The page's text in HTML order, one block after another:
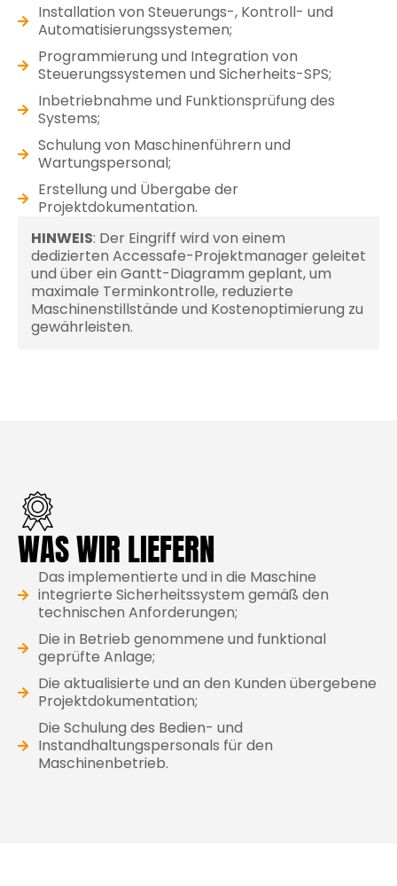
Installation von Steuerungs-, Kontroll- und
Automatisierungssystemen;
Programmierung und Integration von
Steuerungssystemen und Sicherheits-SPS;
Inbetriebnahme und Funktionsprüfung des
Systems;
Schulung von Maschinenführern und
Wartungspersonal;
Erstellung und Übergabe der
Projektdokumentation.
HINWEIS: Der Eingriff wird von einem
dedizierten Accessafe-Projektmanager geleitet
und über ein Gantt-Diagramm geplant, um
maximale Terminkontrolle, reduzierte
Maschinenstillstände und Kostenoptimierung zu
gewährleisten.
WAS WIR LIEFERN
Das implementierte und in die Maschine
integrierte Sicherheitssystem gemäß den
technischen Anforderungen;
Die in Betrieb genommene und funktional
geprüfte Anlage;
Die aktualisierte und an den Kunden übergebene
Projektdokumentation;
Die Schulung des Bedien- und
Instandhaltungspersonals für den
Maschinenbetrieb.